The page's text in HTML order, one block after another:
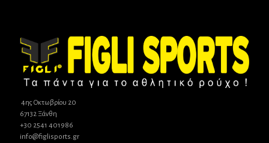
4ης Οκτωβρίου 20
67132 Ξάνθη
+30 2541 401986
info@figlisports.gr